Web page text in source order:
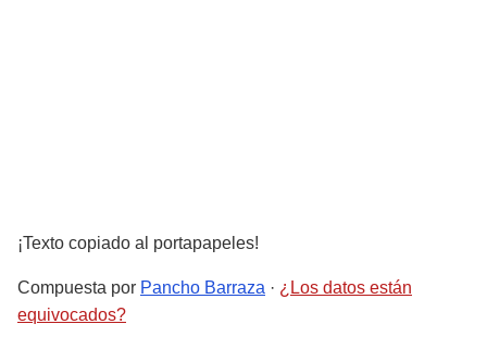
¡Texto copiado al portapapeles!
Compuesta por Pancho Barraza · ¿Los datos están
equivocados?